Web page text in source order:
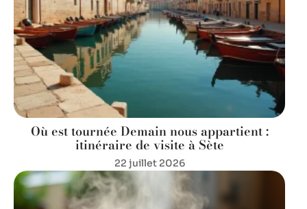
Où est tournée Demain nous appartient :
itinéraire de visite à Sète
22 juillet 2026